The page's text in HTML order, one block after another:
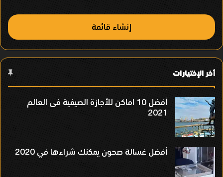
إنشاء قائمة
أخر الإختيارات
أفضل 10 اماكن للأجازة الصيفية فى العالم
2021
أفضل غسالة صحون يمكنك شراءها في 2020